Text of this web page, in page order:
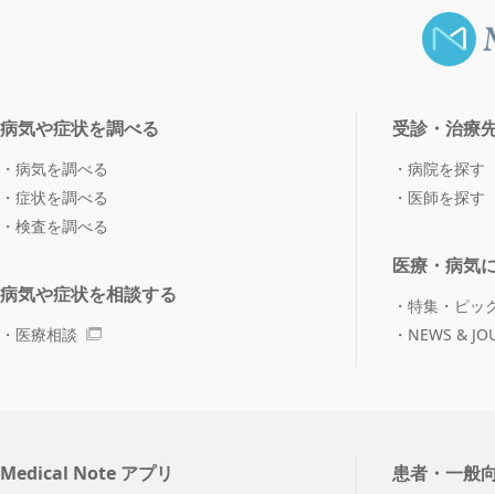
病気や症状を調べる
病気を調べる
症状を調べる
検査を調べる
病気や症状を相談する
医療相談
受診・治療
病院を探す
医師を探す
医療・病気
特集・ピッ
NEWS &
Medical Note アプリ 患者・一般